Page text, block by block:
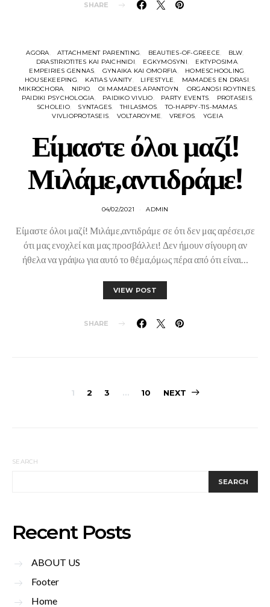
SHARE
AGORA ATTACHMENT PARENTING BEAUTIES-OF-GREECE
BLW
DRASTIRIOTITES KAI PAICHNIDI
EGKYMOSYNI
EKTYPOSIMA
EMPEIRIES GENNAS
GYNAIKA KAI OMORFIA
HOMESCHOOLING
HOUSEKEEPING
KATIAS VANITY LIFESTYLE
MAMADES EN DRASI
MIKROCHORA
NIPIO OI MAMADES APANTOYN
ORGANOSI ROYTINES
PAIDIKI PSYCHOLOGIA
PAIDIKO VIVLIO PARTY EVENTS
PROTASEIS
SCHOLEIO
SYNTAGES THILASMOS
TO-HAPPY-TIS-MAMAS
VIVLIOPROTASEIS
VOLTAROYME VREFOS YGEIA
Είμαστε όλοι μαζί!
Μιλάμε,αντιδράμε!
04/02/2021 ADMIN
Είμαστε όλοι μαζί! Μιλάμε,αντιδράμε σε ότι δεν μας αρέσει,σε
ότι μας ενοχλεί και μας προσβάλλει! Δεν ήμουν σίγουρη αν
ήθελα να γράψω για αυτό το θέμα,όμως πέρα από ότι είναι…
VIEW POST
SHARE
Posts
1 2 3 … 10 NEXT
SEARCH
SEARCH
Recent Posts
ABOUT US
Footer
Home